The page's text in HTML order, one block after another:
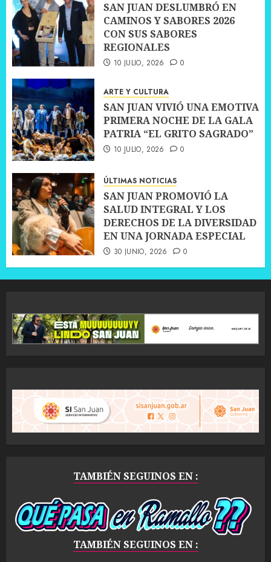
SAN JUAN DESLUMBRÓ EN
CAMINOS Y SABORES 2026
CON SUS SABORES
REGIONALES
10 JULIO, 2026 0
ARTE Y CULTURA
SAN JUAN VIVIÓ UNA EMOTIVA
PRIMERA NOCHE DE LA GALA
PATRIA “EL GRITO SAGRADO”
10 JULIO, 2026 0
ÚLTIMAS NOTICIAS
SAN JUAN PROMOVIÓ LA
SALUD INTEGRAL Y LOS
DERECHOS DE LA DIVERSIDAD
EN UNA JORNADA ESPECIAL
30 JUNIO, 2026 0
TAMBIÉN SEGUINOS EN :
TAMBIÉN SEGUINOS EN :